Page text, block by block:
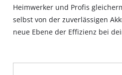
Heimwerker und Profis
selbst von der zuverlässigen
neue Ebene der Effizienz bei